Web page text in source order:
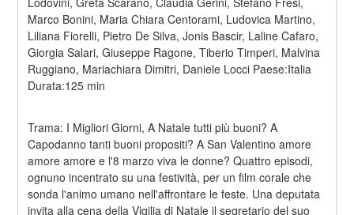
Marco Bonini, Maria Chiara Centorami, Ludovica Martino,
Liliana Fiorelli, Pietro De Silva, Jonis Bascir, Laline Cafaro,
Giorgia Salari, Giuseppe Ragone, Tiberio Timperi, Malvina
Ruggiano, Mariachiara Dimitri, Daniele Locci Paese:Italia
Durata:125 min
Trama: I Migliori Giorni, A Natale tutti più buoni? A
Capodanno tanti buoni propositi? A San Valentino amore
amore amore e l'8 marzo viva le donne? Quattro episodi,
ognuno incentrato su una festività, per un film corale che
sonda l'animo umano nell'affrontare le feste. Una deputata
invita alla cena della Vigilia di Natale il segretario del suo